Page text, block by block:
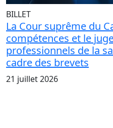
BILLET
La Cour suprême du
compétences et le
professionnels de la
cadre des brevets
21 juillet 2026